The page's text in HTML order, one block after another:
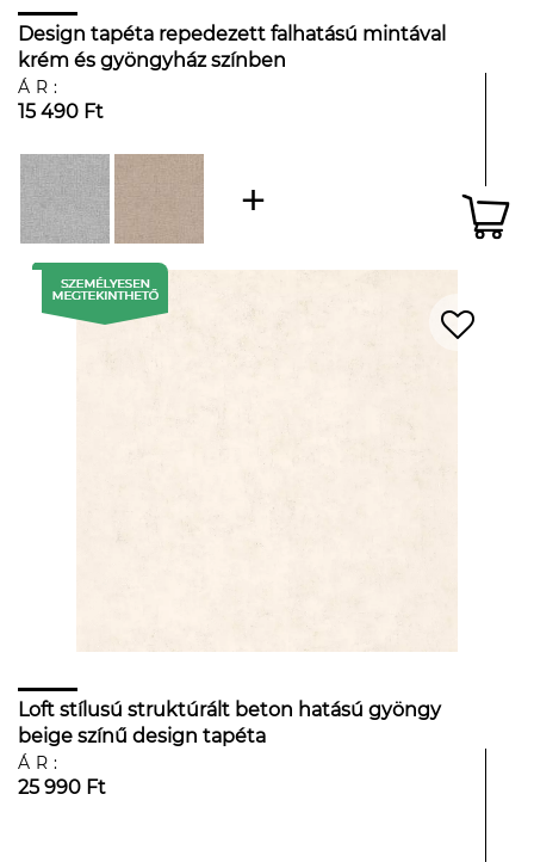
Design tapéta repedezett falhatású mintával
krém és gyöngyház színben
ÁR:
15 490 Ft
Loft stílusú struktúrált beton hatású gyöngy
beige színű design tapéta
ÁR:
25 990 Ft